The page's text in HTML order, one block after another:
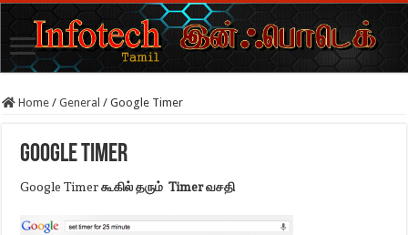
Home / General / Google Timer
Google Timer
Google Timerகூகில் தரும் Timer வசதி